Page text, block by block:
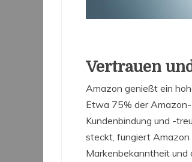
Vertrauen
Amazon genießt ein
Etwa 75% der
Kundenbindung und -
steckt, fungiert
Markenbekanntheit und